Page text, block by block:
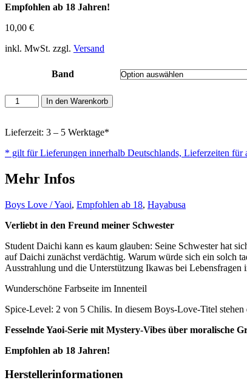
Empfohlen ab 18 Jahren!
10,00 €
inkl. MwSt. zzgl. Versand
Band
Monster
im
Menge
In den Warenkorb
Lieferzeit: 3 – 5 Werktage*
* gilt für Lieferungen innerhalb Deutschlands, Lieferzeiten für
Mehr Infos
Boys Love / Yaoi, Empfohlen ab 18, Hayabusa
Verliebt in den Freund meiner Schwester
Student Daichi kann es kaum glauben: Seine Schwester hat
auf Daichi zunächst verdächtig. Warum würde sich ein solch
Ausstrahlung und die Unterstützung Ikawas bei
Wunderschöne Farbseite im Innenteil
Spice-Level: 2 von 5 Chilis. In diesem Boys-Love-Titel
Fesselnde Yaoi-Serie mit Mystery-Vibes über moralische
Empfohlen ab 18 Jahren!
Herstellerinformationen